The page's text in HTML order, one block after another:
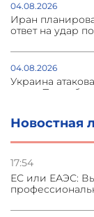
Новостная
17:54
ЕС или ЕАЭС:
04.08.2026
Иран
ответ на удар
04.08.2026
Украина
и под
03.08.2026
Стратегия
03.08.2026